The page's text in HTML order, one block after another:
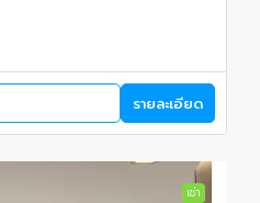
รายละเอียด
เช่า